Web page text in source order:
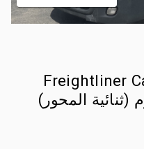
2019
(ثنائية المحور)